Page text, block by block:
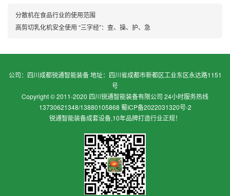
分散机在食品行业的使用范围
高剪切乳化机安全使用 “三字经”：查、操、护、急
公司：四川成都锐通智能装备 地址：四川省成都市新都区工业东区永达路1151
号
Copyright © 2011-2020 四川锐通智能装备有限公司 24小时服务热线
13730621348/13880105868 蜀ICP备2022031320号-2
锐通智能装备成套设备,10年品牌打造行业正规！